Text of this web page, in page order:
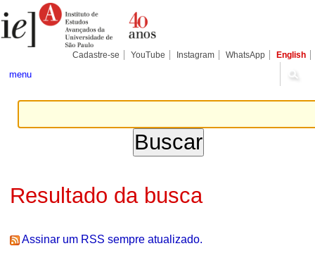
para
conteúdo.
Pessoais
Cadastre-se YouTube Instagram WhatsApp English
menu
Resultado da busca
Assinar um RSS sempre atualizado.